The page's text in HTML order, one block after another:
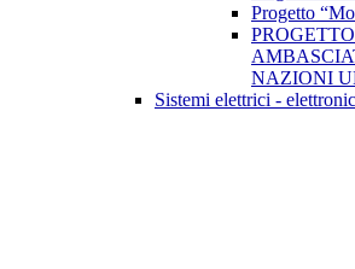
Progetto
NAZIONI
Sistemi elettrici -